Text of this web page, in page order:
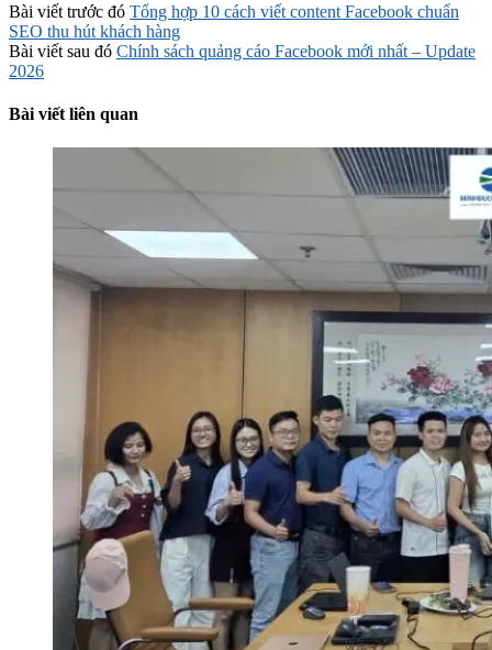
Bài viết trước đó Tổng hợp 10 cách viết content Facebook chuẩn
SEO thu hút khách hàng
Bài viết sau đó Chính sách quảng cáo Facebook mới nhất – Update
2026
Bài viết liên quan